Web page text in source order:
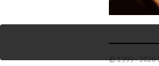
© 1999 - 2026